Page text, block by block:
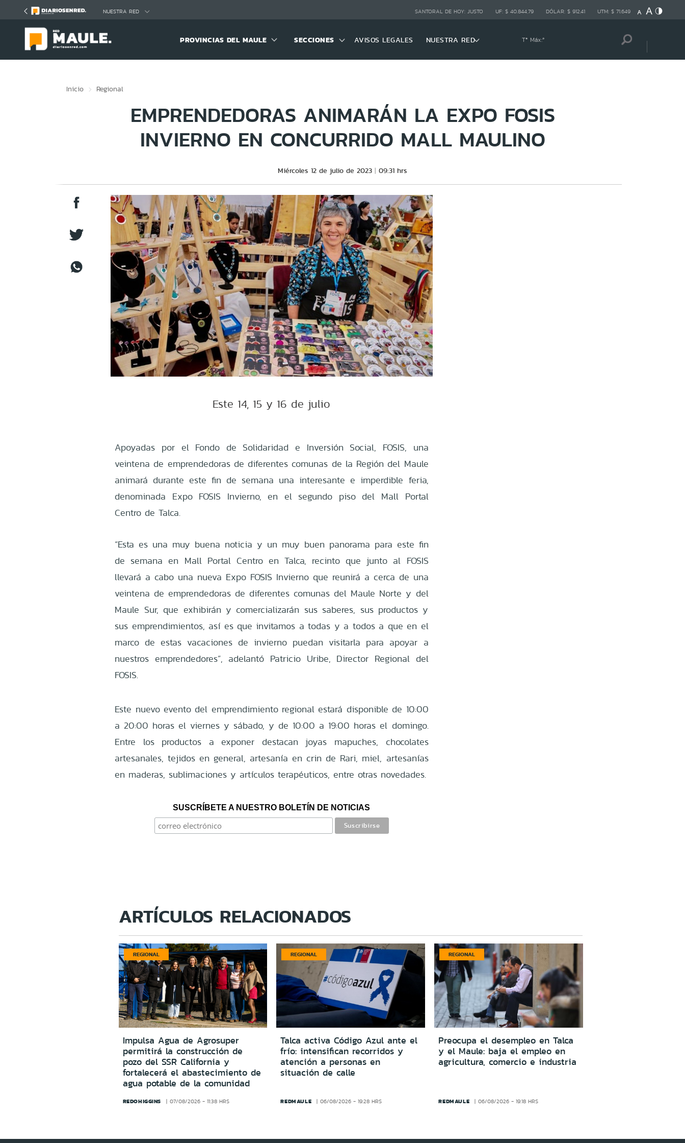
NUESTRA RED SANTORAL DE HOY: JUSTO UF: $ 40.844,79 DÓLAR: $ 912,41 UTM: $ 71.649
PROVINCIAS DEL MAULE SECCIONES AVISOS LEGALES NUESTRA RED Tª Máx:º
Inicio Regional
EMPRENDEDORAS ANIMARÁN LA EXPO FOSIS
INVIERNO EN CONCURRIDO MALL MAULINO
Miércoles 12 de julio de 2023 09:31 hrs
Este 14, 15 y 16 de julio
Apoyadas por el Fondo de Solidaridad e Inversión Social, FOSIS, una
veintena de emprendedoras de diferentes comunas de la Región del Maule
animará durante este fin de semana una interesante e imperdible feria,
denominada Expo FOSIS Invierno, en el segundo piso del Mall Portal
Centro de Talca.
“Esta es una muy buena noticia y un muy buen panorama para este fin
de semana en Mall Portal Centro en Talca, recinto que junto al FOSIS
llevará a cabo una nueva Expo FOSIS Invierno que reunirá a cerca de una
veintena de emprendedoras de diferentes comunas del Maule Norte y del
Maule Sur, que exhibirán y comercializarán sus saberes, sus productos y
sus emprendimientos, así es que invitamos a todas y a todos a que en el
marco de estas vacaciones de invierno puedan visitarla para apoyar a
nuestros emprendedores”, adelantó Patricio Uribe, Director Regional del
FOSIS.
Este nuevo evento del emprendimiento regional estará disponible de 10:00
a 20:00 horas el viernes y sábado, y de 10:00 a 19:00 horas el domingo.
Entre los productos a exponer destacan joyas mapuches, chocolates
artesanales, tejidos en general, artesanía en crin de Rari, miel, artesanías
en maderas, sublimaciones y artículos terapéuticos, entre otras novedades.
SUSCRÍBETE A NUESTRO BOLETÍN DE NOTICIAS
ARTÍCULOS RELACIONADOS
REGIONAL
Impulsa Agua de Agrosuper
permitirá la construcción de
pozo del SSR California y
fortalecerá el abastecimiento de
agua potable de la comunidad
REDOHIGGINS 07/08/2026 - 11:38 HRS
REGIONAL
Talca activa Código Azul ante el
frío: intensifican recorridos y
atención a personas en
situación de calle
REDMAULE 06/08/2026 - 19:28 HRS
REGIONAL
Preocupa el desempleo en Talca
y el Maule: baja el empleo en
agricultura, comercio e industria
REDMAULE 06/08/2026 - 19:18 HRS